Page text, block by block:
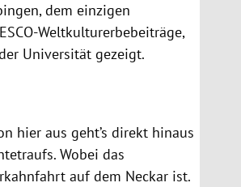
dem einzigen
Weltkulturerbebeiträge,
Universität gezeigt.
hier aus geht’s direkt hinaus
Wobei das
auf dem Neckar ist.